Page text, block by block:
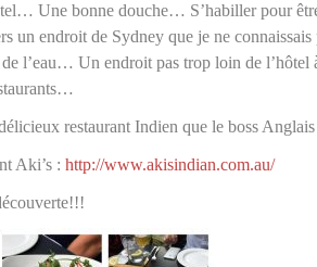
Une bonne douche… S’habiller pour
un endroit de Sydney que je ne connaissais
de l’eau… Un endroit pas trop loin de
restaurant Indien que le boss
Aki’s : http://www.akisindian.com.au/